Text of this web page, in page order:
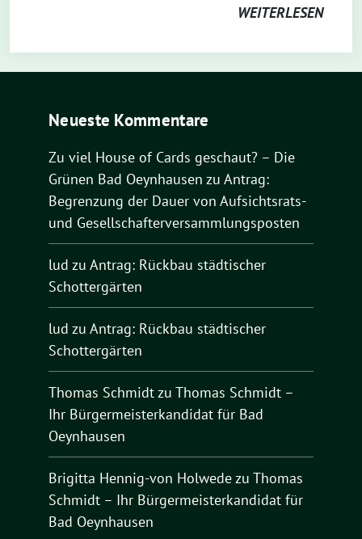
WEITERLESEN
Neueste Kommentare
Zu viel House of Cards geschaut? – Die
Grünen Bad Oeynhausen zu Antrag:
Begrenzung der Dauer von Aufsichtsrats-
und Gesellschafterversammlungsposten
lud zu Antrag: Rückbau städtischer
Schottergärten
lud zu Antrag: Rückbau städtischer
Schottergärten
Thomas Schmidtzu Thomas Schmidt –
Ihr Bürgermeisterkandidat für Bad
Oeynhausen
Brigitta Hennig-von Holwedezu Thomas
Schmidt – Ihr Bürgermeisterkandidat für
Bad Oeynhausen